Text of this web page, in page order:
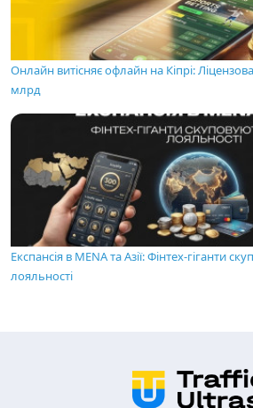
Онлайн витісняє офлайн на Кіпрі:
млрд
Експансія в MENA та Азії: Фінтех-гіганти
лояльності